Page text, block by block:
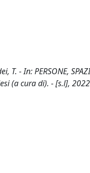
- In: PERSONE, SPAZI
(a cura di). - [s.l],